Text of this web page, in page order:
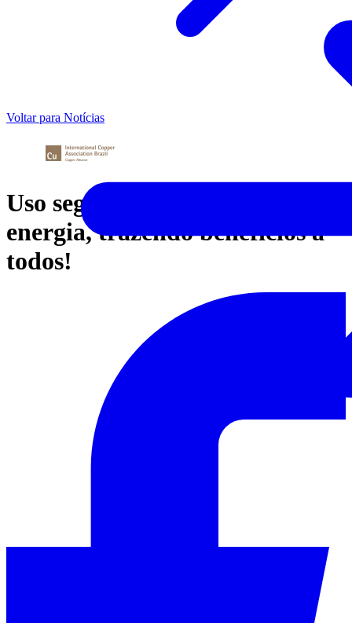
Voltar para Notícias
Uso seguro e racional da
energia, trazendo benefícios a
todos!